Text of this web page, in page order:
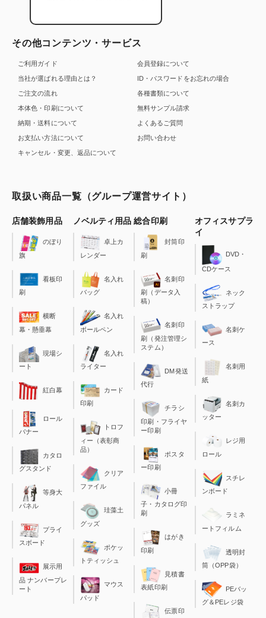
その他コンテンツ・サービス
ご利用ガイド
当社が選ばれる理由とは？
ご注文の流れ
本体色・印刷について
納期・送料について
お支払い方法について
キャンセル・変更、返品について
会員登録について
ID・パスワードをお忘れの場合
各種書類について
無料サンプル請求
よくあるご質問
お問い合わせ
取扱い商品一覧（グループ運営サイト）
店舗装飾用品
のぼり
旗
看板印
刷
横断
幕・懸垂幕
現場シ
ート
紅白幕
ロール
バナー
カタロ
グスタンド
等身大
パネル
プライ
スボード
展示用
品 ナンバープレ
ート
ノベルティ用品
卓上カ
レンダー
名入れ
バッグ
名入れ
ボールペン
名入れ
ライター
カード
印刷
トロフ
ィー（表彰商
品）
クリア
ファイル
珪藻土
グッズ
ポケッ
トティッシュ
マウス
パッド
総合印刷
封筒印
刷
名刺印
刷（データ入
稿）
名刺印
刷（発注管理シ
ステム）
DM発送
代行
チラシ
印刷・フライヤ
ー印刷
ポスタ
ー印刷
小冊
子・カタログ印
刷
はがき
印刷
見積書
表紙印刷
伝票印
オフィスサプラ
イ
DVD・
CDケース
ネック
ストラップ
名刺ケ
ース
名刺用
紙
名刺カ
ッター
レジ用
ロール
スチレ
ンボード
ラミネ
ートフィルム
透明封
筒（OPP袋）
PEバッ
グ＆PEレジ袋